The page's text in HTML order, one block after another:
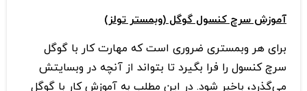
آموزش سرچ کنسول گوگل (وبمستر تولز)
برای هر وبمستری ضروری است که مهارت کار با گوگل
سرچ کنسول را فرا بگیرد تا بتواند از آنچه در وبسایتش
می‌گذرد، باخبر شود. در این مطلب به آموزش کار با گوگل